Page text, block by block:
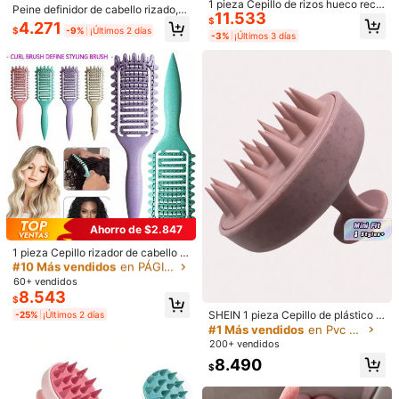
k***6
会社でギリ使える。誰も見てなさそうなときに。お出かけ用では
無いかも。
Útil (0)
k***6 Tipo de Estilo: A / Color: Naranja 1 pieza
髪の毛に使うにはちゃっちい感じする。チープな感じ。
Útil
Detalles Del Producto
Material:
Ver más
WU HANXIAO YUE MAOYI
39 Seguidores
e***0
pagóHace 1 día
Seguir
Peine definidor de cabello rizado, c
epillo de paleta ventilado para dese
nredar con púas de cabeza redond
o, peine para peinar cabello húmed
o & seco para dar forma, suavizar y
definir ondas, rizos y rizos apretado
s, cuidado diario del cabello para m
ujeres
$4.271 -9% ¡Últimos 2 días
Ahorro de $2.847
1 pieza Cepillo rizador de cabello p
ortátil - Cerdas de nailon, apto para
todo tipo de cabello, desenreda fác
ilmente y agrega volumen
#10 Más vendidos en PÁGINAS Peines
Clientes habituales
#10 Más vendidos en PÁGINAS Peines
Clientes habituales
#10 Más vendidos en PÁGINAS Peines
Clientes habituales
#10 Más vendidos en PÁGINAS Peines
Clientes habituales
60+ vendidos
$8.543
-25% ¡Últimos 2 días
1 pieza Cepillo de rizos hueco recie
ntemente actualizado, con diseño
especial de cerdas y estructura, ad
ecuado para todo tipo de cabello, r
os rizados, producto de cuidado del
cabello, adecuado para salones de
belleza, uso diario, regreso a la esc
uela, viajes y otras ocasiones
$11.533
-3% ¡Últimos 3 días
SHEIN 1 pieza Cepillo de plástico r
osa de 8 cm * 6.5 cm para lavar el c
abello, cepillo de masaje suave par
ado corporal, adecuado para viaje
uela, horquillas, accesorios para el
#1 Más vendidos en Pvc Peines
200+ vendidos
$8.490